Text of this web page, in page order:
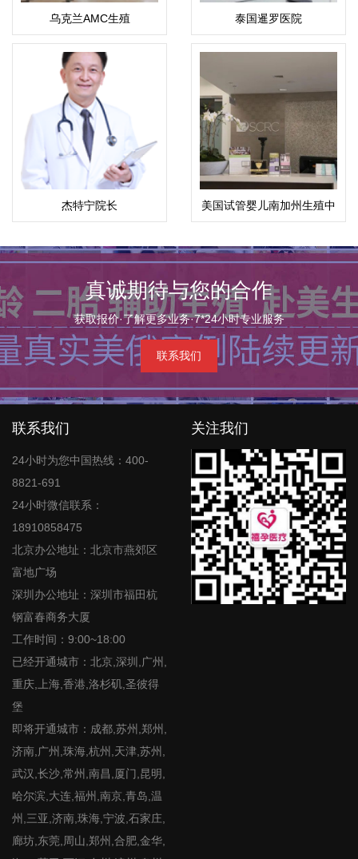
乌克兰AMC生殖 泰国暹罗医院
杰特宁院长
·Pol.Lt.Gen.Jongjate
美国试管婴儿南加州生殖中
心（SCRC）
真诚期待与您的合作
获取报价·了解更多业务·7*24小时专业服务
联系我们
联系我们
24小时为您中国热线：400-
8821-691
24小时微信联系：
18910858475
北京办公地址：北京市燕郊区
富地广场
深圳办公地址：深圳市福田杭
钢富春商务大厦
工作时间：9:00~18:00
已经开通城市：北京,深圳,广州,
重庆,上海,香港,洛杉矶,圣彼得
堡
即将开通城市：成都,苏州,郑州,
济南,广州,珠海,杭州,天津,苏州,
武汉,长沙,常州,南昌,厦门,昆明,
哈尔滨,大连,福州,南京,青岛,温
州,三亚,济南,珠海,宁波,石家庄,
廊坊,东莞,周山,郑州,合肥,金华,
关注我们